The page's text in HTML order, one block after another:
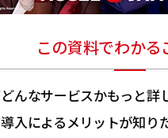
この資料でわかる
どんなサービスかもっと詳
導入によるメリットが知り